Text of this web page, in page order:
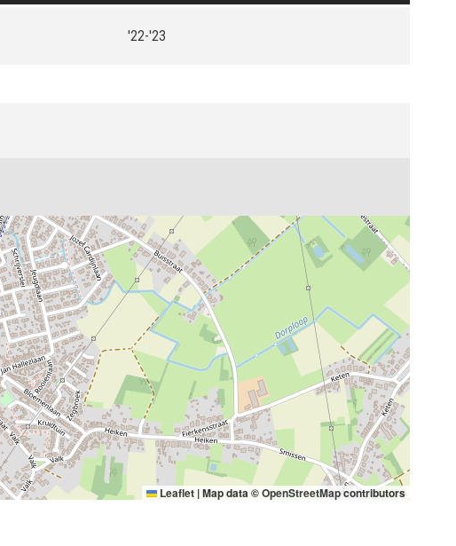
'22-'23
Leaflet |Map data ©OpenStreetMapcontributors